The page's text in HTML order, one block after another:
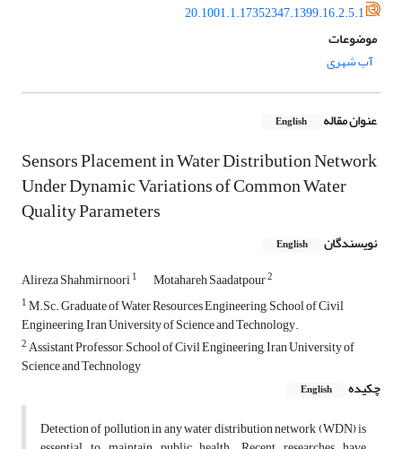
20.1001.1.17352347.1399.16.2.5.1
موضوعات
آب شهری
عنوان مقاله English
Sensors Placement in Water Distribution Network
Under Dynamic Variations of Common Water
Quality Parameters
نویسندگان English
Alireza Shahmirnoori1 Motahareh Saadatpour2
1M.Sc. Graduate of Water Resources Engineering, School of Civil
Engineering, Iran University of Science and Technology.
2Assistant Professor, School of Civil Engineering, Iran University of
Science and Technology
چکیده
English
Detection of pollution in any water distribution network (WDN) is